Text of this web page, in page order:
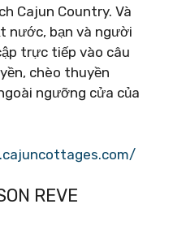
Cajun Country. Và
nước, bạn và người
trực tiếp vào câu
chèo thuyền
ngưỡng cửa của
REVE